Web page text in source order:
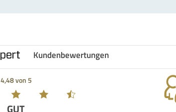
Kundenbewertungen
4,48 von 5
GUT